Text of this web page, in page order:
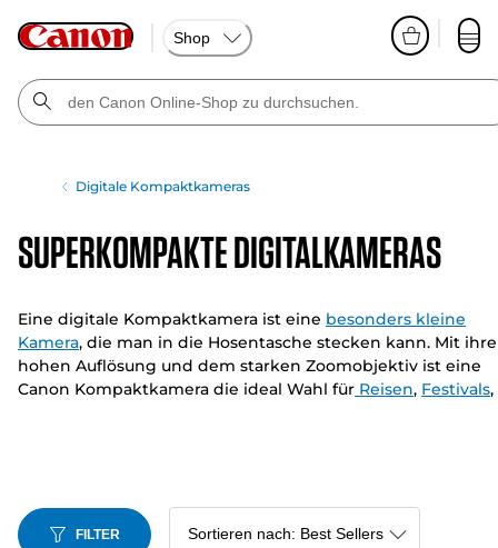
Shop
Digitale Kompaktkameras
Superkompakte Digitalkameras
Eine digitale Kompaktkamera ist eine besonders kleine
Kamera, die man in die Hosentasche stecken kann. Mit
hohen Auflösung und dem starken Zoomobjektiv ist eine
Canon Kompaktkamera die ideal Wahl für Reisen, Festivals,
FILTER